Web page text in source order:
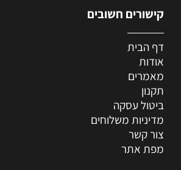
קישורים חשובים
דף הבית
אודות
מאמרים
תקנון
ביטול עסקה
מדיניות משלוחים
צור קשר
מפת אתר